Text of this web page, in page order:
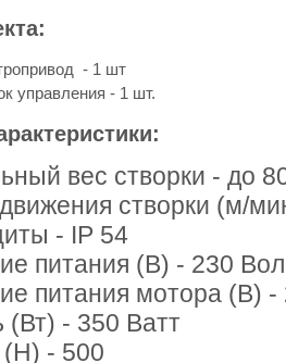
- 1 шт
управления - 1 шт.
Максимальный вес
створки (м/
Класс защиты - IP 54
Напряжение питания (В) -
- 350 Ватт
(Н) - 500